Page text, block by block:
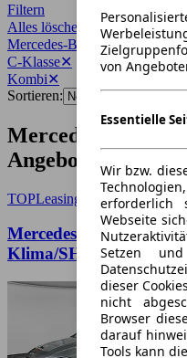
von
Essentielle
Wir bzw.
erforderlich
Webseite
Setzen
dieser
nicht
Browser
darauf
Tools kann
Filtern
Alles löschen
Mercedes-Benz
✕
C-Klasse✕
Kombi✕
Sortieren:
Mercedes-Benz C-
Angebote
TOPLeasing
Mercedes-Benz C 300
Klima/SHZ/Nav/